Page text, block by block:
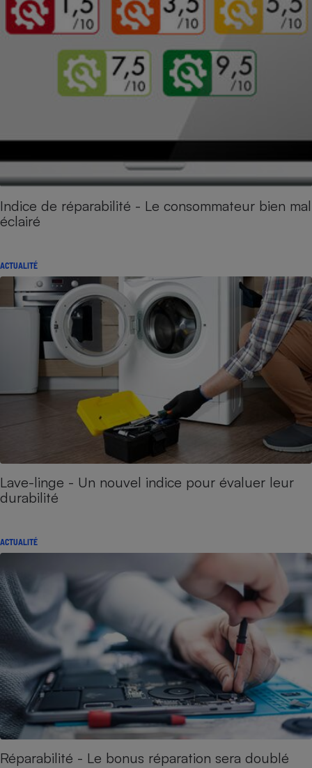
Indice de réparabilité - Le consommateur bien mal
éclairé
ACTUALITÉ
Lave-linge - Un nouvel indice pour évaluer leur
durabilité
ACTUALITÉ
Réparabilité - Le bonus réparation sera doublé